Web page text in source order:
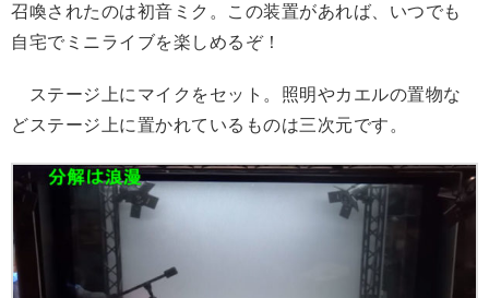
召喚されたのは初音ミク。この装置があれば、いつでも
自宅でミニライブを楽しめるぞ！
ステージ上にマイクをセット。照明やカエルの置物な
どステージ上に置かれているものは三次元です。